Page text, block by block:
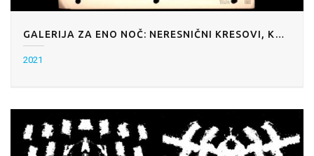
GALERIJA ZA ENO NOČ: NERESNIČNI KRESOVI, KRK/POD PRULSKIM MOSTOM, LJUBLJANA
2021